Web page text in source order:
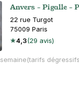
Anvers - Pigalle -
22 rue Turgot
75009 Paris
4,3(29 avis)
(tarifs